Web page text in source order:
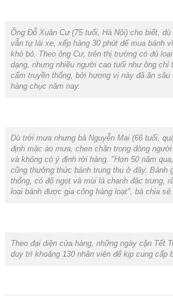
Ông Đỗ Xuân Cư (75 tuổi, Hà Nội) cho biết,
vẫn tự lái xe, xếp hàng 30 phút để mua bánh
khó bỏ. Theo ông Cư, trên thị trường có đủ
dạng, nhưng nhiều người cao tuổi như ông chỉ
cẩm truyền thống, bởi hương vị này đã ăn
hàng chục năm nay.
Dù trời mưa nhưng bà Nguyễn Mai (66 tuổi,
định mặc áo mưa, chen chân trong dòng
và không có ý định rời hàng. "Hơn 50 năm
cũng thưởng thức bánh trung thu ở đây. Bánh
thống, có độ ngọt và mùi lá chanh đặc trưng,
loại bánh được gia công hàng loạt", bà chia sẻ.
Theo đại diện cửa hàng, những ngày cận Tết
duy trì khoảng 130 nhân viên để kịp cung cấp